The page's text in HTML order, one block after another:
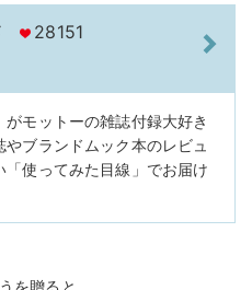
28151
がモットーの雑誌付録大好き
ブランドムック本のレビュ
使ってみた目線」でお届け